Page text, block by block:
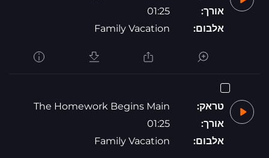
אורך:
01:25
אלבום:
Family Vacation
טראק:
The Homework Begins Main
אורך:
01:25
אלבום:
Family Vacation